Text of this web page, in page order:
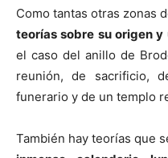
Como tantas otras zonas
teorías sobre su origen
el caso del anillo de
reunión, de sacrificio,
funerario y de un templo
También hay teorías que